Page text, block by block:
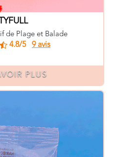
de Plage et Balade
4.8/5 9 avis
PLUS